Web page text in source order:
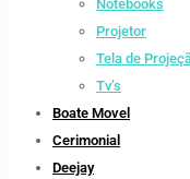
Notebooks
Projetor
Tela de
Tv’s
Boate Movel
Cerimonial
Deejay